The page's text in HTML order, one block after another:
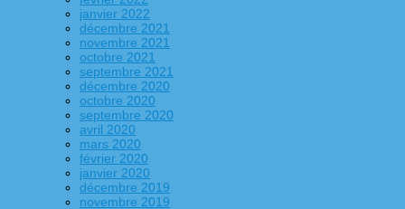
janvier 2022
décembre 2021
novembre 2021
octobre 2021
septembre 2021
décembre 2020
octobre 2020
septembre 2020
avril 2020
mars 2020
février 2020
janvier 2020
décembre 2019
novembre 2019